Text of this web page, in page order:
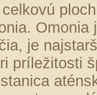
je
príležitosti